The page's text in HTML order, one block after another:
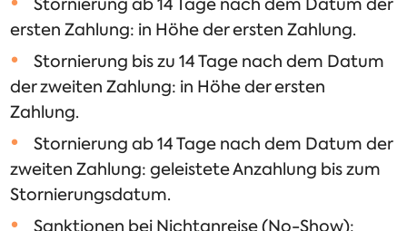
Stornierung ab 14 Tage nach dem Datum der
ersten Zahlung: in Höhe der ersten Zahlung.
Stornierung bis zu 14 Tage nach dem Datum
der zweiten Zahlung: in Höhe der ersten
Zahlung.
Stornierung ab 14 Tage nach dem Datum der
zweiten Zahlung: geleistete Anzahlung bis zum
Stornierungsdatum.